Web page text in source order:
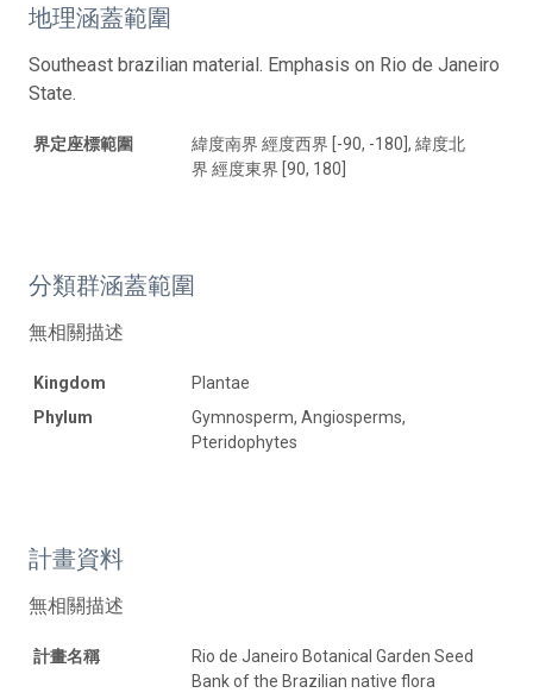
地理涵蓋範圍
Southeast brazilian material. Emphasis on Rio de Janeiro
State.
界定座標範圍
緯度南界 經度西界 [-90, -180], 緯度北
界 經度東界 [90, 180]
分類群涵蓋範圍
無相關描述
Kingdom
Plantae
Phylum
Gymnosperm, Angiosperms,
Pteridophytes
計畫資料
無相關描述
計畫名稱
Rio de Janeiro Botanical Garden Seed
Bank of the Brazilian native flora